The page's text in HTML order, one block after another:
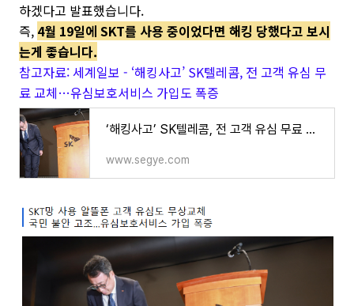
하겠다고 발표했습니다.
즉, 4월 19일에 SKT를 사용 중이었다면 해킹 당했다고 보시
는게 좋습니다.
참고자료: 세계일보 - ‘해킹사고’ SK텔레콤, 전 고객 유심 무
료 교체…유심보호서비스 가입도 폭증
‘해킹사고’ SK텔레콤, 전 고객 유심 무료 교체…유심보호서비스 가입도 폭증
www.segye.com